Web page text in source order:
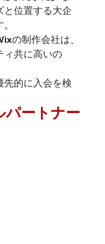
と位置する大企
の制作会社は、
ィ共に高いの
先的に入会を検
ートナー